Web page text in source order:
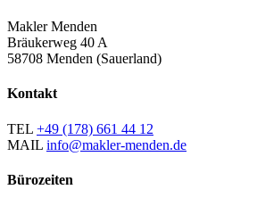
Makler Menden
Bräukerweg 40 A
58708 Menden (Sauerland)
Kontakt
TEL +49 (178) 661 44 12
MAIL info@makler-menden.de
Bürozeiten